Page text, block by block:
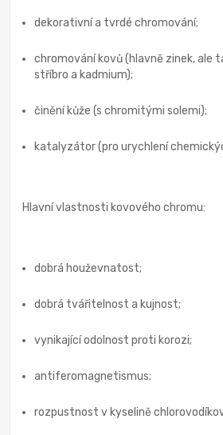
dekorativní a tvrdé chromování;
chromování kovů (hlavně zinek, ale
stříbro a kadmium);
činění kůže (s chromitými solemi);
katalyzátor (pro urychlení
Hlavní vlastnosti kovového chromu:
dobrá houževnatost;
dobrá tvářitelnost a kujnost;
vynikající odolnost proti korozi;
antiferomagnetismus;
rozpustnost v kyselině